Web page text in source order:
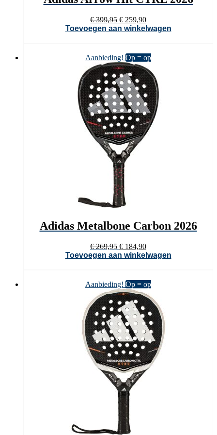
€399,95 Oorspronkelijke
prijs
€ 259,90Huidige
prijs
Toevoegen aan winkelwagen
Aanbieding! Op = op
Adidas Metalbone Carbon 2026
€269,95 Oorspronkelijke
prijs
€ 184,90Huidige
prijs
Toevoegen aan winkelwagen
Aanbieding! Op = op